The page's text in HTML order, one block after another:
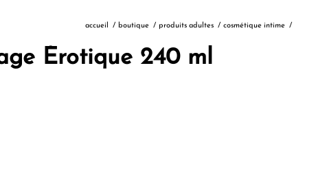
accueil / boutique / produits adultes / cosmétique intime /
Érotique 240 ml